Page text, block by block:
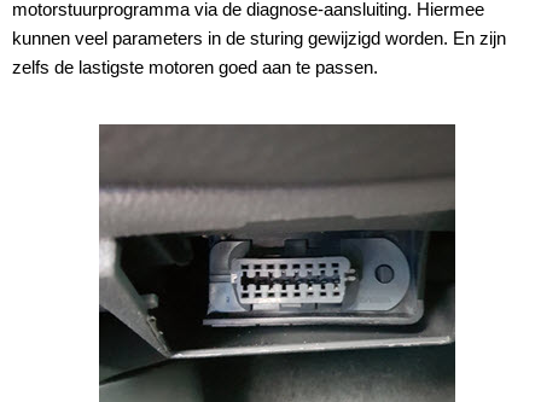
motorstuurprogramma via de diagnose-aansluiting. Hiermee
kunnen veel parameters in de sturing gewijzigd worden. En zijn
zelfs de lastigste motoren goed aan te passen.